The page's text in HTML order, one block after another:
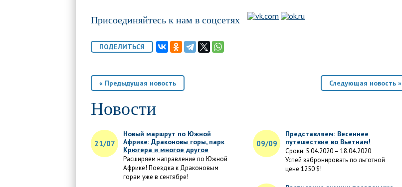
Присоединяйтесь к нам в соцсетях
« Предыдущая новость Следующая новость »
Новости
21/07
Новый маршрут по Южной
Африке: Драконовы горы, парк
Крюгера и многое другое
Расширяем направление по Южной
Африке! Поездка к Драконовым
горам уже в сентябре!
09/09
Представляем: Весеннее
путешествие во Вьетнам!
Сроки: 5.04.2020 – 18.04.2020
Успей забронировать по льготной
цене 1250 $!